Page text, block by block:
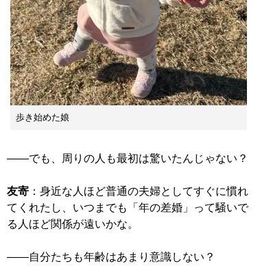
歩き始めた娘
——でも、周りの人も最初は驚いたんじゃない？
友寄 ：身近な人ほど普通の夫婦としてすぐに慣れ
てくれたし、いつまでも「年の差婚」って騒いで
る人ほど関係が遠いかな。
——自分たちも年齢はあまり意識しない？